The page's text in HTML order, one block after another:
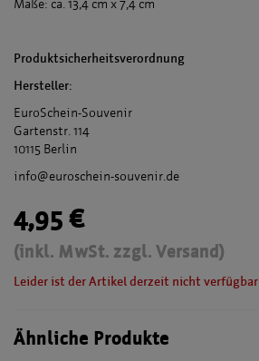
Maße: ca. 13,4 cm x 7,4 cm
Produktsicherheitsverordnung
Hersteller:
EuroSchein-Souvenir
Gartenstr. 114
10115 Berlin
info@euroschein-souvenir.de
4,95 €
(inkl. MwSt. zzgl. Versand)
Leider ist der Artikel derzeit nicht verfügbar
Ähnliche Produkte